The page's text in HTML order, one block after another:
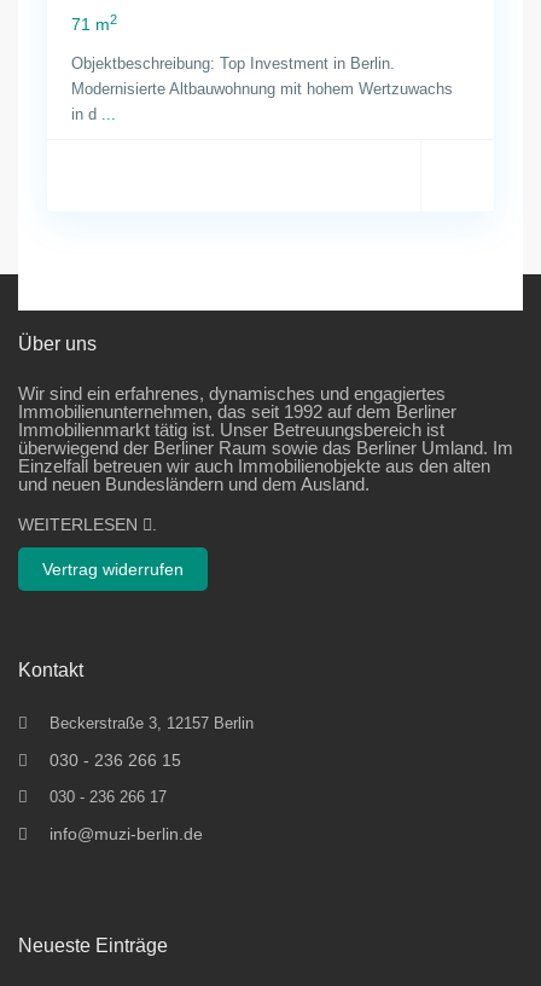
71 m2
Objektbeschreibung: Top Investment in Berlin.
Modernisierte Altbauwohnung mit hohem Wertzuwachs
in d ...
Über uns
Wir sind ein erfahrenes, dynamisches und engagiertes
Immobilienunternehmen, das seit 1992 auf dem Berliner
Immobilienmarkt tätig ist. Unser Betreuungsbereich ist
überwiegend der Berliner Raum sowie das Berliner Umland. Im
Einzelfall betreuen wir auch Immobilienobjekte aus den alten
und neuen Bundesländern und dem Ausland.
WEITERLESEN
Vertrag widerrufen
Kontakt
Beckerstraße 3, 12157 Berlin
030 - 236 266 15
030 - 236 266 17
info@muzi-berlin.de
Neueste Einträge